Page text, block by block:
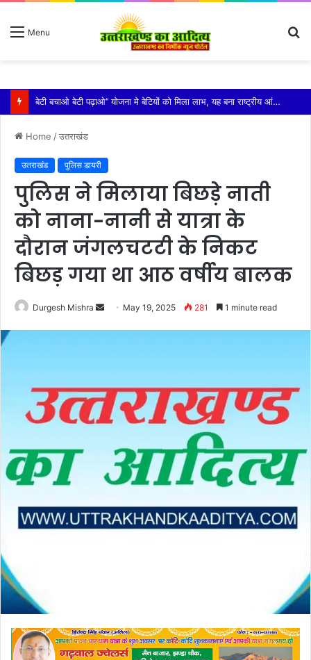
Menu
विशिष्ट पहचान बना रही है आदि कैलाश परिक्रमा: महाराज
Home /उतराखंड
उतराखंड पुलिस डायरी
पुलिस ने मिलाया बिछड़े नाती
को नाना-नानी से यात्रा के
दौरान जंगलचटटी के निकट
बिछड़ गया था आठ वर्षीय बालक
Durgesh Mishra
Send May 19, 2025 281 1 minute read